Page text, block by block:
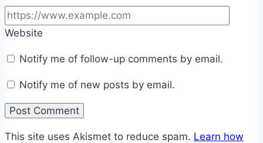
Website
Notify me of follow-up comments by email.
Notify me of new posts by email.
This site uses Akismet to reduce spam. Learn how